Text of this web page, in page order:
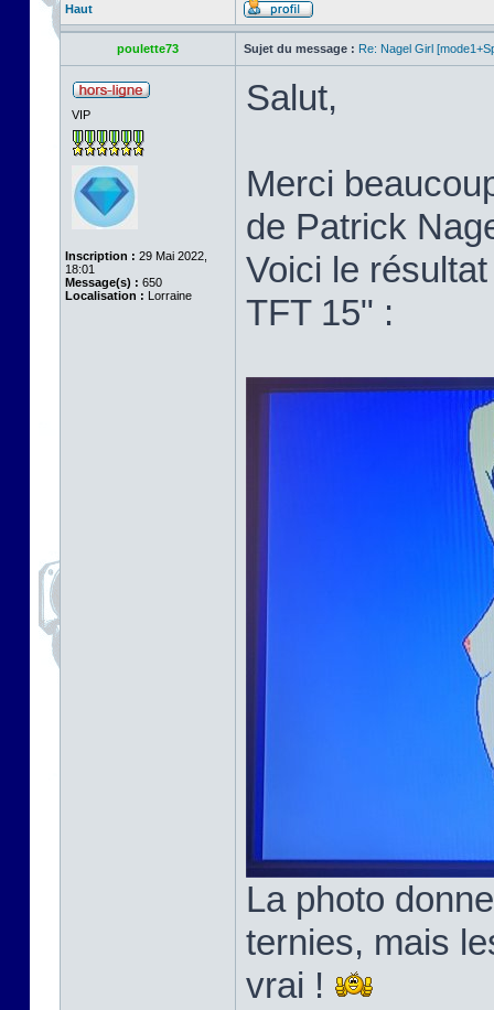
Haut
poulette73 Sujet du message : Re: Nagel Girl
VIP
Inscription : 29 Mai 2022,
18:01
Message(s) : 650
Localisation : Lorraine
Salut,
Merci
de Patrick
Voici le
TFT 15" :
La photo
ternies, mais
vrai !